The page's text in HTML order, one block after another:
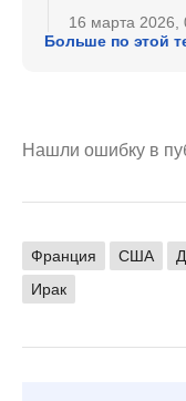
16 марта 2026,
Больше по этой
Нашли ошибку в
Франция США
Ирак